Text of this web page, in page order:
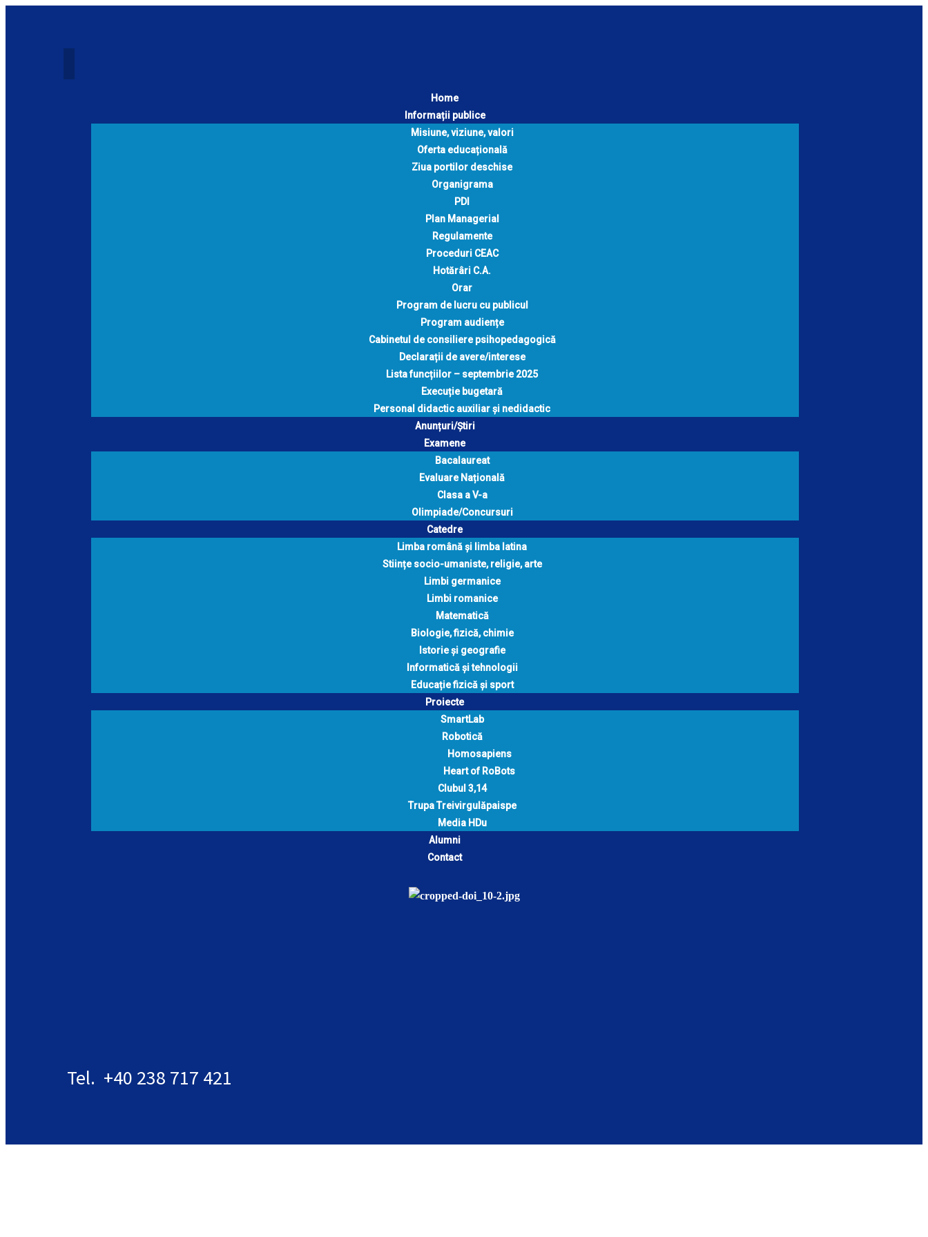
Home
Informații publice
Misiune, viziune, valori
Oferta educațională
Ziua portilor deschise
Organigrama
PDI
Plan Managerial
Regulamente
Proceduri CEAC
Hotărâri C.A.
Orar
Program de lucru cu publicul
Program audiențe
Cabinetul de consiliere psihopedagogică
Declarații de avere/interese
Lista funcțiilor – septembrie 2025
Execuție bugetară
Personal didactic auxiliar și nedidactic
Anunțuri/Știri
Examene
Bacalaureat
Evaluare Națională
Clasa a V-a
Olimpiade/Concursuri
Catedre
Limba română și limba latina
Stiințe socio-umaniste, religie, arte
Limbi germanice
Limbi romanice
Matematică
Biologie, fizică, chimie
Istorie și geografie
Informatică și tehnologii
Educație fizică și sport
Proiecte
SmartLab
Robotică
Homosapiens
Heart of RoBots
Clubul 3,14
Trupa Treivirgulăpaispe
Media HDu
Alumni
Contact
Tel. +40 238 717 421